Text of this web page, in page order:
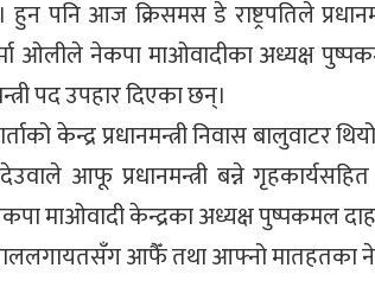
पनि आज क्रिसमस डे राष्ट्रपतिले
ओलीले नेकपा माओवादीका अध्यक्ष
पद उपहार दिएका छन्।
केन्द्र प्रधानमन्त्री निवास
देउवाले आफू प्रधानमन्त्री बन्ने
माओवादी केन्द्रका अध्यक्ष पुष्पकमल
आफैँ तथा आफ्नो मातहतका